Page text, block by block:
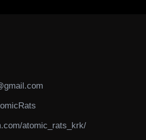
atomic_rats_krk/